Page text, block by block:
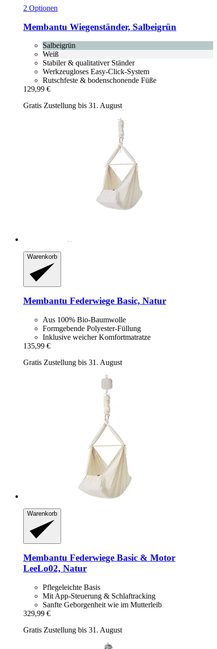
2 Optionen
Membantu Wiegenständer, Salbeigrün
Salbeigrün
Weiß
Stabiler & qualitativer Ständer
Werkzeugloses Easy-Click-System
Rutschfeste & bodenschonende Füße
129,99 €
Gratis Zustellung bis 31. August
Warenkorb
Membantu Federwiege Basic, Natur
Aus 100% Bio-Baumwolle
Formgebende Polyester-Füllung
Inklusive weicher Komfortmatratze
135,99 €
Gratis Zustellung bis 31. August
Warenkorb
Membantu Federwiege Basic & Motor
LeeLo02, Natur
Pflegeleichte Basis
Mit App-Steuerung & Schlaftracking
Sanfte Geborgenheit wie im Mutterleib
329,99 €
Gratis Zustellung bis 31. August